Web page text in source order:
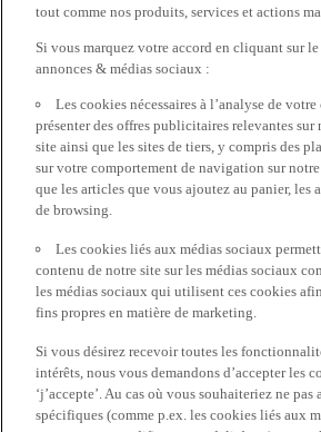
tout comme nos produits, services et actions
Si vous marquez votre accord en cliquant sur
annonces & médias sociaux :
Les cookies nécessaires à l’analyse de
présenter des offres publicitaires relevantes
site ainsi que les sites de tiers, y compris des
sur votre comportement de navigation sur
que les articles que vous ajoutez au panier,
de browsing.
Les cookies liés aux médias sociaux
contenu de notre site sur les médias sociaux
les médias sociaux qui utilisent ces cookies
fins propres en matière de marketing.
Si vous désirez recevoir toutes les
intérêts, nous vous demandons d’accepter les
‘j’accepte’. Au cas où vous souhaiteriez ne
spécifiques (comme p.ex. les cookies liés aux